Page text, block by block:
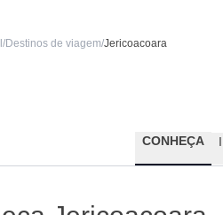
/Destinos de viagem/Jericoacoara
CONHEÇA